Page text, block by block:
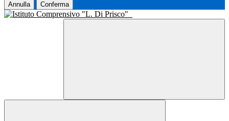
Annulla Conferma